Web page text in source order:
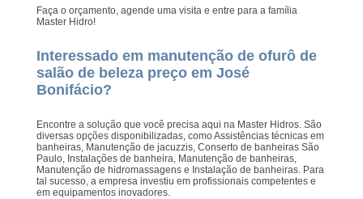
Faça o orçamento, agende uma visita e entre para a família
Master Hidro!
Interessado em manutenção de ofurô de
salão de beleza preço em José
Bonifácio?
Encontre a solução que você precisa aqui na Master Hidros. São
diversas opções disponibilizadas, como Assistências técnicas em
banheiras, Manutenção de jacuzzis, Conserto de banheiras São
Paulo, Instalações de banheira, Manutenção de banheiras,
Manutenção de hidromassagens e Instalação de banheiras. Para
tal sucesso, a empresa investiu em profissionais competentes e
em equipamentos inovadores.